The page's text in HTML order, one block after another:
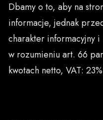
Dbamy o to, aby na
informacje, jednak
charakter informacyjny
w rozumieniu art. 66
kwotach netto, VAT: